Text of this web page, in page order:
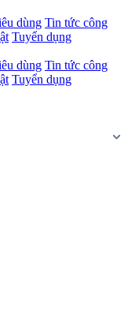
dùng Tin tức công
Tuyển dụng
dùng Tin tức công
Tuyển dụng